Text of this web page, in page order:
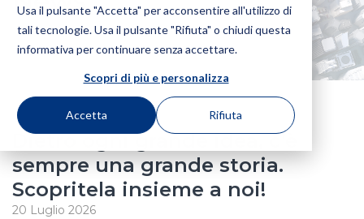
Usa il pulsante "Accetta" per acconsentire all'utilizzo di
tali tecnologie. Usa il pulsante "Rifiuta" o chiudi questa
informativa per continuare senza accettare.
Scopri di più e personalizza
Accetta Rifiuta
Dietro ogni grande idea, c’è
sempre una grande storia.
Scopritela insieme a noi!
20 Luglio 2026